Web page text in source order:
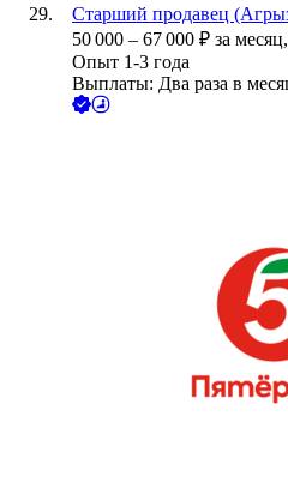
Старший продавец
50 000 – 67 000 ₽ за месяц,
Опыт 1-3 года
Выплаты: Два раза в